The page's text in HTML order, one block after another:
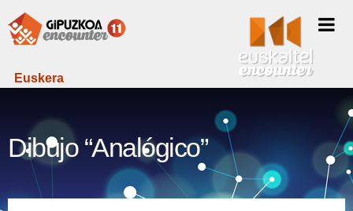
Euskera
Dibujo “Analógico”